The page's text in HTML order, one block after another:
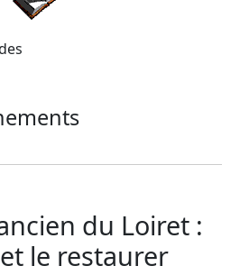
du Loiret :
le restaurer